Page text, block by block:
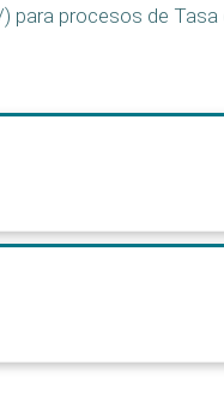
procesos de Tasa